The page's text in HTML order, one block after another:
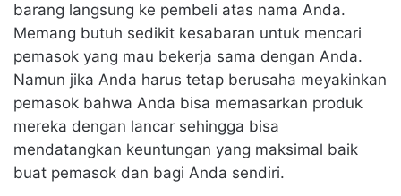
barang langsung ke pembeli atas nama Anda.
Memang butuh sedikit kesabaran untuk mencari
pemasok yang mau bekerja sama dengan Anda.
Namun jika Anda harus tetap berusaha meyakinkan
pemasok bahwa Anda bisa memasarkan produk
mereka dengan lancar sehingga bisa
mendatangkan keuntungan yang maksimal baik
buat pemasok dan bagi Anda sendiri.